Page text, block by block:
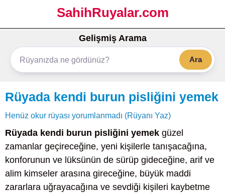
SahihRuyalar.com
Gelişmiş Arama
Ara
Rüyada kendi burun pisliğini yemek
Henüz okur rüyası yorumlanmadı (Rüyanı Yaz)
Rüyada kendi burun pisliğini yemek güzel
zamanlar geçireceğine, yeni kişilerle tanışacağına,
konforunun ve lüksünün de sürüp gideceğine, arif ve
alim kimseler arasına gireceğine, büyük maddi
zararlara uğrayacağına ve sevdiği kişileri kaybetme